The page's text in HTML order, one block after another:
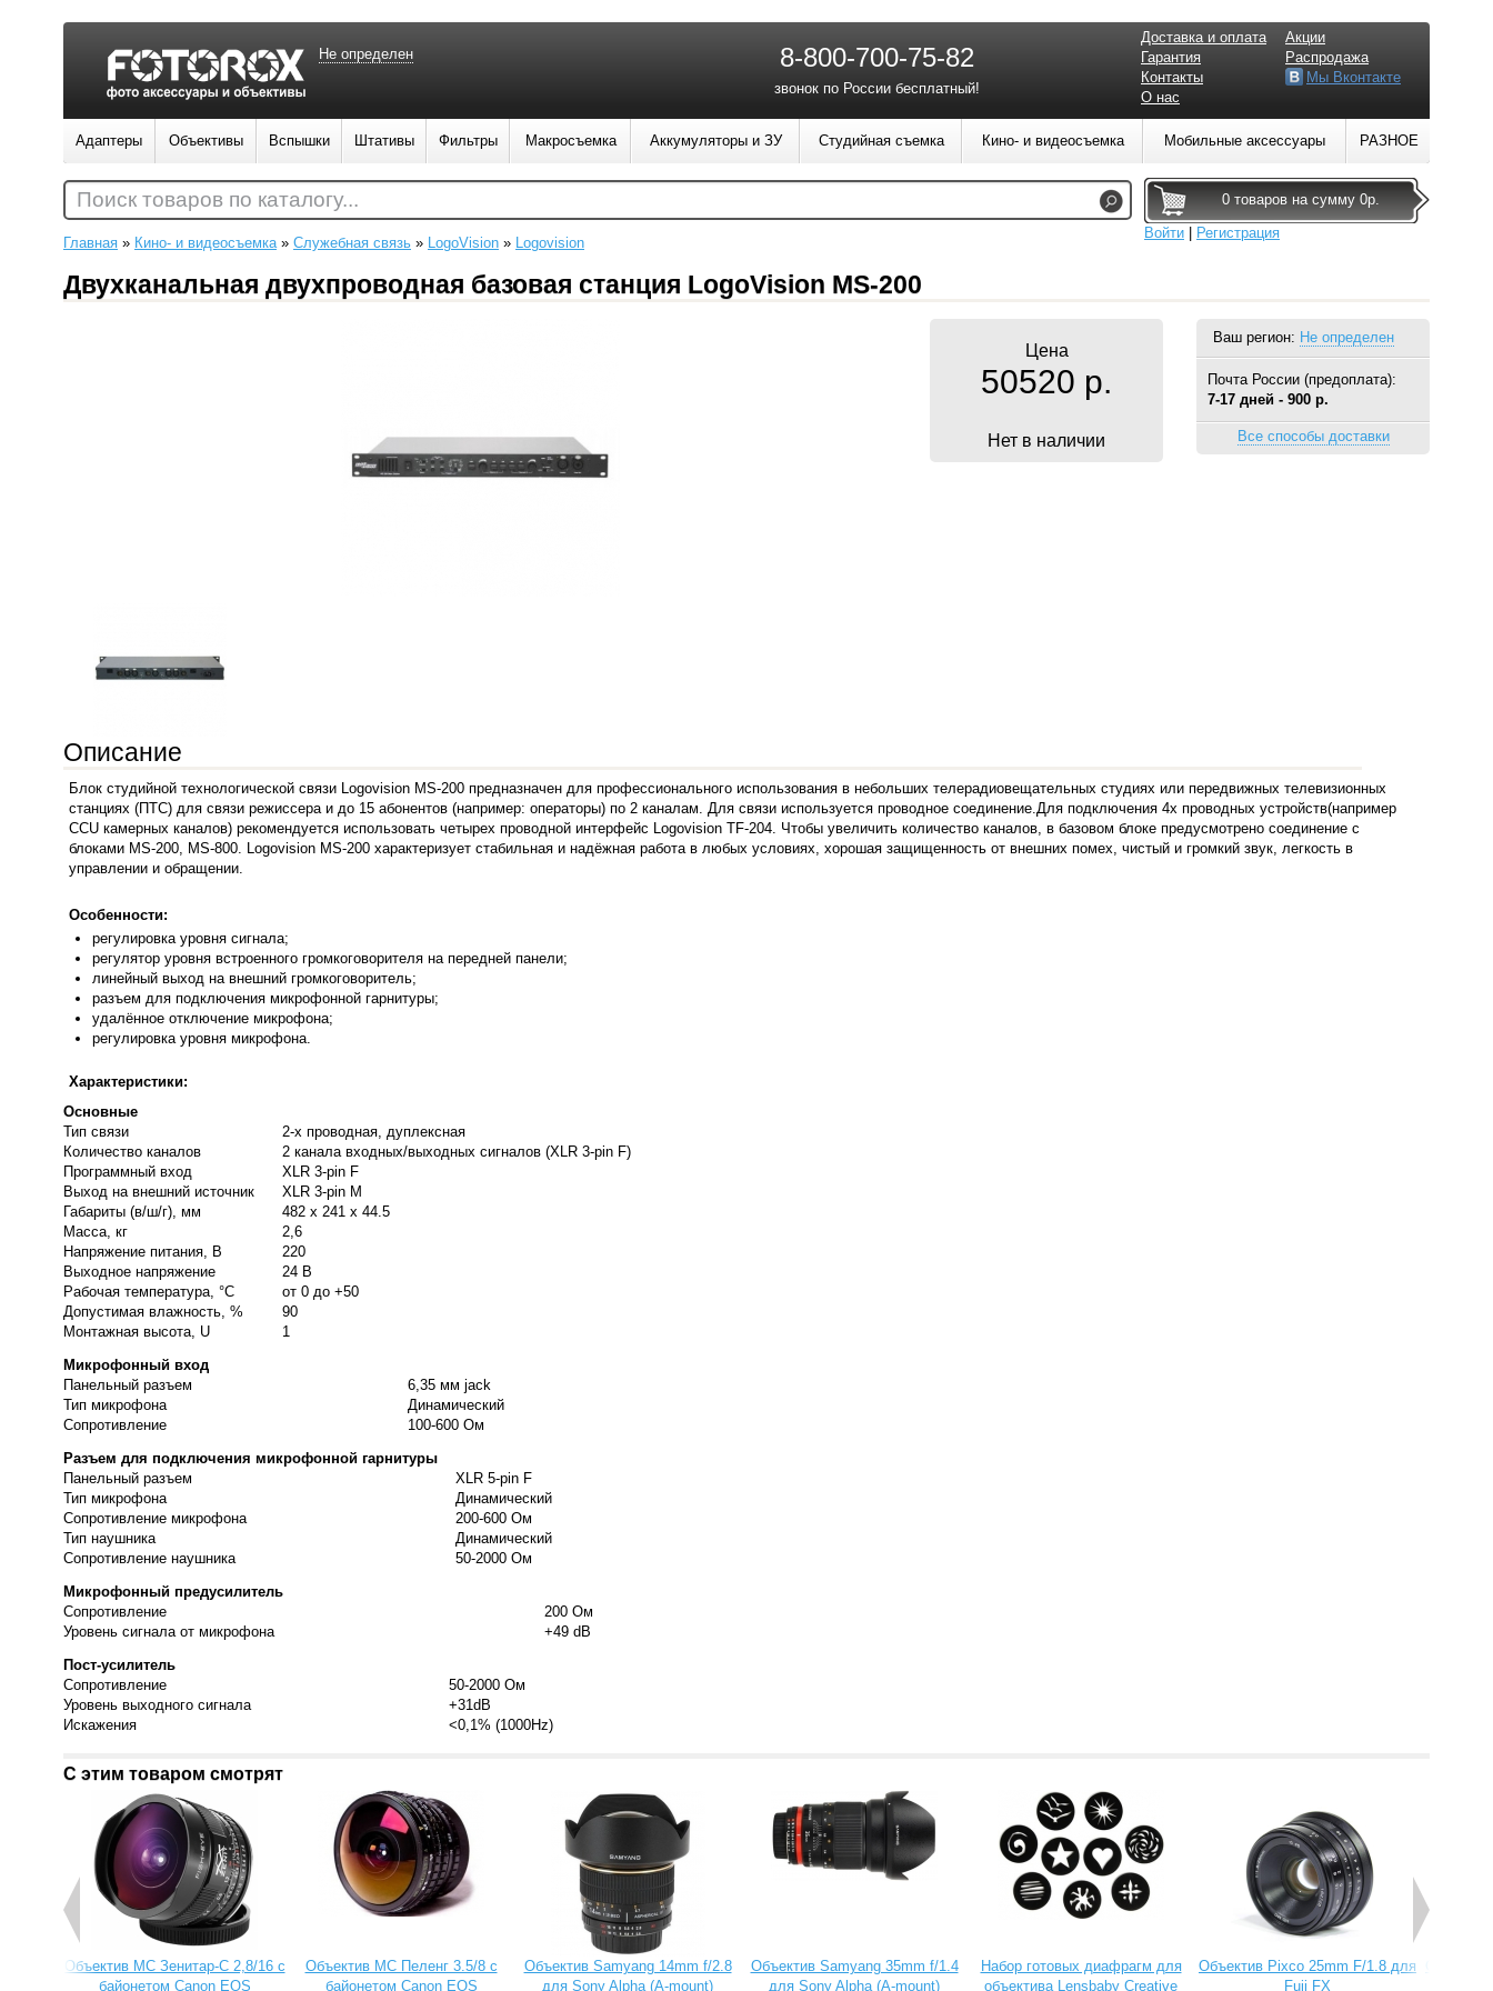
Главная » Кино- и видеосъемка» Служебная связь » LogoVision » Logovision
Двухканальная двухпроводная базовая станция LogoVision MS-200
Ваш регион: Не определен
Почта России (предоплата):
7-17 дней - 900 р.
Все способы доставки
Цена
50520 р.
Нет в наличии
Описание
Блок студийной технологической связи Logovision MS-200 предназначен для профессионального использования в небольших телерадиовещательных студиях или передвижных телевизионных
станциях (ПТС) для связи режиссера и до 15 абонентов (например: операторы) по 2 каналам. Для связи используется проводное соединение.Для подключения 4х проводных устройств(например
CCU камерных каналов) рекомендуется использовать четырех проводной интерфейс Logovision TF-204. Чтобы увеличить количество каналов, в базовом блоке предусмотрено соединение с
блоками MS-200, MS-800. Logovision MS-200 характеризует стабильная и надёжная работа в любых условиях, хорошая защищенность от внешних помех, чистый и громкий звук, легкость в
управлении и обращении.
Особенности:
регулировка уровня сигнала;
регулятор уровня встроенного громкоговорителя на передней панели;
линейный выход на внешний громкоговоритель;
разъем для подключения микрофонной гарнитуры;
удалённое отключение микрофона;
регулировка уровня микрофона.
Характеристики:
Основные
Тип связи
2-х проводная, дуплексная
Количество каналов
2 канала входных/выходных сигналов (XLR 3-pin F)
Программный вход
XLR 3-pin F
Выход на внешний источник
XLR 3-pin M
Габариты (в/ш/г), мм
482 х 241 х 44.5
Масса, кг
2,6
Напряжение питания, В
220
Выходное напряжение
24 В
Рабочая температура, °C
от 0 до +50
Допустимая влажность, %
90
Монтажная высота, U
1
Микрофонный вход
Панельный разъем
6,35 мм jack
Тип микрофона
Динамический
Сопротивление
100-600 Ом
Разъем для подключения микрофонной гарнитуры
Панельный разъем
XLR 5-pin F
Тип микрофона
Динамический
Сопротивление микрофона
200-600 Ом
Тип наушника
Динамический
Сопротивление наушника
50-2000 Ом
Микрофонный предусилитель
Сопротивление
200 Ом
Уровень сигнала от микрофона
+49 dB
Пост-усилитель
Сопротивление
50-2000 Ом
Уровень выходного сигнала
+31dB
Искажения
<0,1% (1000Hz)
С этим товаром смотрят
Объектив МС Зенитар-C 2,8/16 с
байонетом Canon EOS
Объектив МС Пеленг 3.5/8 с
байонетом Canon EOS
Объектив Samyang 14mm f/2.8
для Sony Alpha (A-mount)
Объектив Samyang 35mm f/1.4
для Sony Alpha (A-mount)
Набор готовых диафрагм для
объектива Lensbaby Creative
Объектив Pixco 25mm F/1.8 для
Fuji FX
Не определен 8-800-700-75-82
звонок по России бесплатный!
Доставка и оплата
Гарантия
Контакты
О нас
Акции
Распродажа
Мы Вконтакте
Адаптеры Объективы Вспышки Штативы Фильтры Макросъемка Аккумуляторы и ЗУ Студийная съемка Кино- и видеосъемка Мобильные аксессуары РАЗНОЕ
0 товаров на сумму 0р.
Войти
Регистрация
Поиск товаров по каталогу...